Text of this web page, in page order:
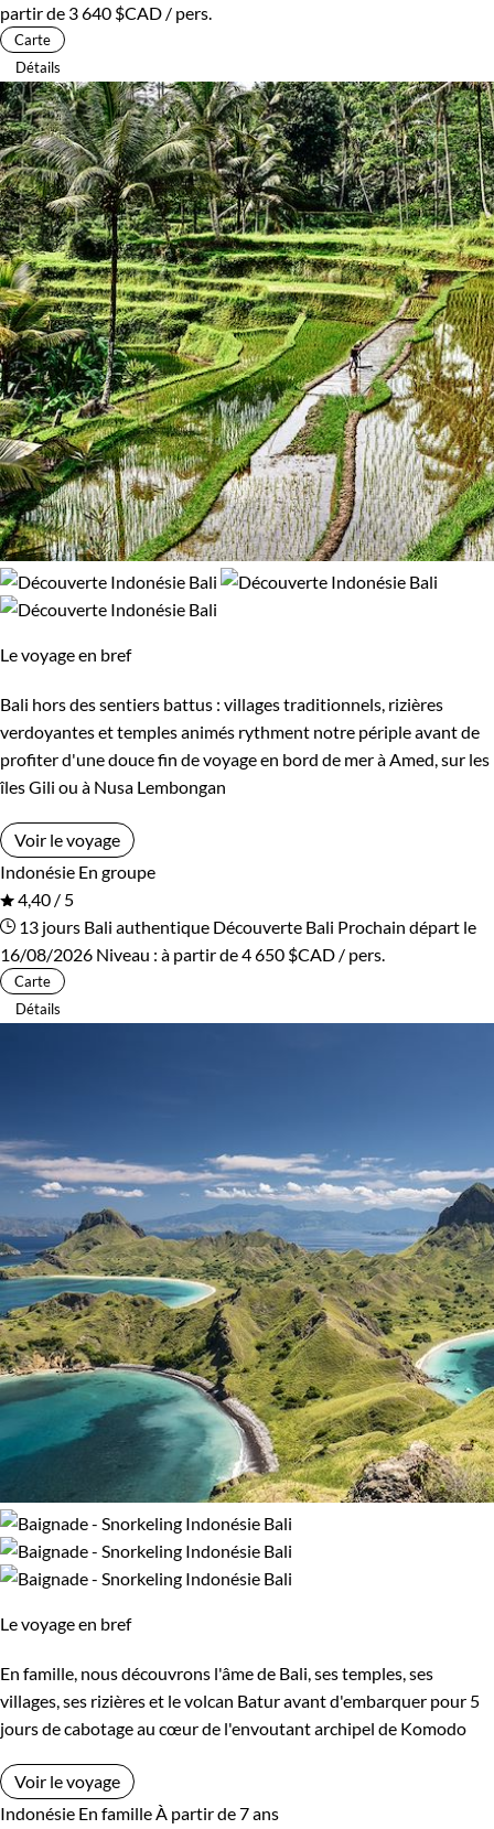
partir de 3 640 $CAD / pers.
Carte
Détails
Le voyage en bref
Bali hors des sentiers battus : villages traditionnels, rizières
verdoyantes et temples animés rythment notre périple avant de
profiter d'une douce fin de voyage en bord de mer à Amed, sur les
îles Gili ou à Nusa Lembongan
Voir le voyage
Indonésie En groupe
4,40 / 5
13 jours Bali authentique Découverte Bali Prochain départ le
16/08/2026 Niveau : à partir de4 650 $CAD / pers.
Carte
Détails
Le voyage en bref
En famille, nous découvrons l'âme de Bali, ses temples, ses
villages, ses rizières et le volcan Batur avant d'embarquer pour 5
jours de cabotage au cœur de l'envoutant archipel de Komodo
Voir le voyage
Indonésie En famille À partir de 7 ans